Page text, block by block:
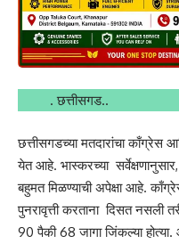
. छत्तीसगड..
छत्तीसगडच्या मतदारांचा काँग्रेस
येत आहे. भास्करच्या
बहुमत मिळण्याची अपेक्षा आहे.
पुनरावृत्ती करताना दिसत नसली
90 पैकी 68 जागा जिंकल्या